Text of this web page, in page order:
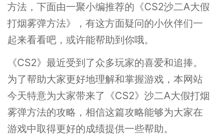
方法，下面由一聚小编推荐的《CS2沙二A大假
打烟雾弹方法》，有这方面疑问的小伙伴们一
起来看看吧，或许能帮助到你哦。
《CS2》最近受到了众多玩家的喜爱和追捧。
为了帮助大家更好地理解和掌握游戏，本网站
今天特意为大家带来了《CS2》沙二A大假打烟
雾弹方法的攻略，相信这篇攻略能够为大家在
游戏中取得更好的成绩提供一些帮助。